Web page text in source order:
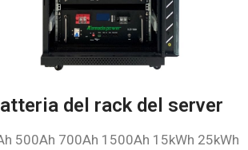
del rack del server
500Ah 700Ah 1500Ah 15kWh 25kWh